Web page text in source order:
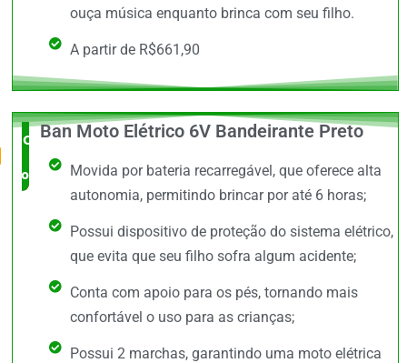
ouça música enquanto brinca com seu filho.
A partir de R$661,90
O Mais
completo
Ban Moto Elétrico 6V Bandeirante Preto
Movida por bateria recarregável, que oferece alta
autonomia, permitindo brincar por até 6 horas;
Possui dispositivo de proteção do sistema elétrico,
que evita que seu filho sofra algum acidente;
Conta com apoio para os pés, tornando mais
confortável o uso para as crianças;
Possui 2 marchas, garantindo uma moto elétrica